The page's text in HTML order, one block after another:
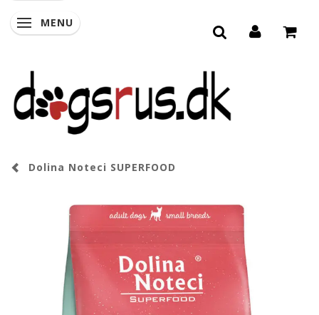
SKIFTE NAVIGATION
MENU
Dolina Noteci SUPERFOOD